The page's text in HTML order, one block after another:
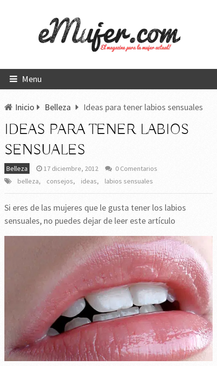
Menu
Inicio Belleza Ideas para tener labios sensuales
IDEAS PARA TENER LABIOS
SENSUALES
Belleza 17 diciembre, 2012
0 Comentarios
belleza, consejos, ideas, labios sensuales
Si eres de las mujeres que le gusta tener los labios
sensuales, no puedes dejar de leer este artículo